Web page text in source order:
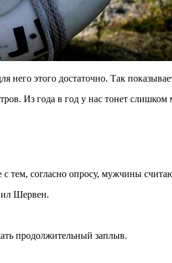
этого достаточно. Так
Из года в год у нас тонет
тем, согласно опросу, мужчины
Шервен.
продолжительный заплыв.